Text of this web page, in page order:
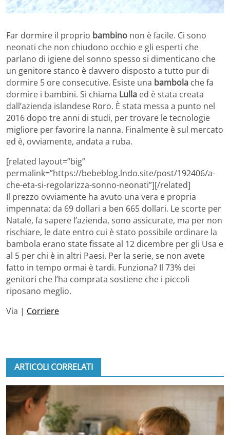
Far dormire il proprio bambino non è facile. Ci sono
neonati che non chiudono occhio e gli esperti che
parlano di igiene del sonno spesso si dimenticano che
un genitore stanco è davvero disposto a tutto pur di
dormire 5 ore consecutive. Esiste una bambola che fa
dormire i bambini. Si chiama Lulla ed è stata creata
dall’azienda islandese Roro. È stata messa a punto nel
2016 dopo tre anni di studi, per trovare le tecnologie
migliore per favorire la nanna. Finalmente è sul mercato
ed è, ovviamente, andata a ruba.
[related layout=”big”
permalink=”https://bebeblog.lndo.site/post/192406/a-
che-eta-si-regolarizza-sonno-neonati”][/related]
Il prezzo ovviamente ha avuto una vera e propria
impennata: da 69 dollari a ben 665 dollari. Le scorte per
Natale, fa sapere l’azienda, sono assicurate, ma per non
rischiare, le date entro cui è stato possibile ordinare la
bambola erano state fissate al 12 dicembre per gli Usa e
al 5 per chi è in altri Paesi. Per la serie, se non avete
fatto in tempo ormai è tardi. Funziona? Il 73% dei
genitori che l’ha comprata sostiene che i piccoli
riposano meglio.
Via | Corriere
ARTICOLI CORRELATI